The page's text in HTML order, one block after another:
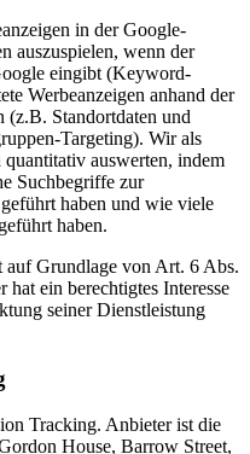
in der Google-
auszuspielen, wenn der
eingibt (Keyword-
Werbeanzeigen anhand der
(z.B. Standortdaten und
Targeting). Wir als
auswerten, indem
Suchbegriffe zur
haben und wie viele
haben.
Grundlage von Art. 6 Abs.
ein berechtigtes Interesse
seiner Dienstleistung
Tracking. Anbieter ist die
House, Barrow Street,